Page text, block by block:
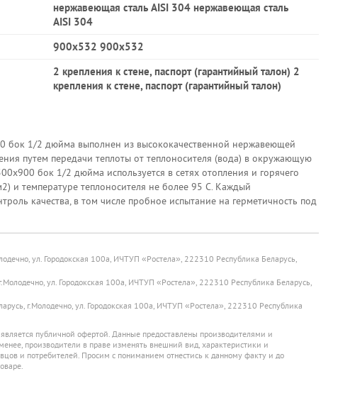
нержавеющая сталь AISI 304 нержавеющая сталь
AISI 304
900x532 900x532
2 крепления к стене, паспорт (гарантийный талон) 2
крепления к стене, паспорт (гарантийный талон)
бок 1/2 дюйма выполнен из высококачественной нержавеющей
путем передачи теплоты от теплоносителя (вода) в окружающую
бок 1/2 дюйма используется в сетях отопления и горячего
и температуре теплоносителя не более 95 С. Каждый
качества, в том числе пробное испытание на герметичность под
ул. Городокская 100а, ИЧТУП «Ростела», 222310 Республика Беларусь,
ул. Городокская 100а, ИЧТУП «Ростела», 222310 Республика Беларусь,
г.Молодечно, ул. Городокская 100а, ИЧТУП «Ростела», 222310 Республика
публичной офертой. Данные предоставлены производителями и
производители в праве изменять внешний вид, характеристики и
и потребителей. Просим с пониманием отнестись к данному факту и до